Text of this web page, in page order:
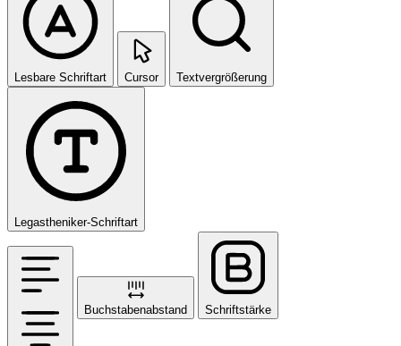
Lesbare Schriftart Cursor Textvergrößerung
Legastheniker-Schriftart
Buchstabenabstand Schriftstärke